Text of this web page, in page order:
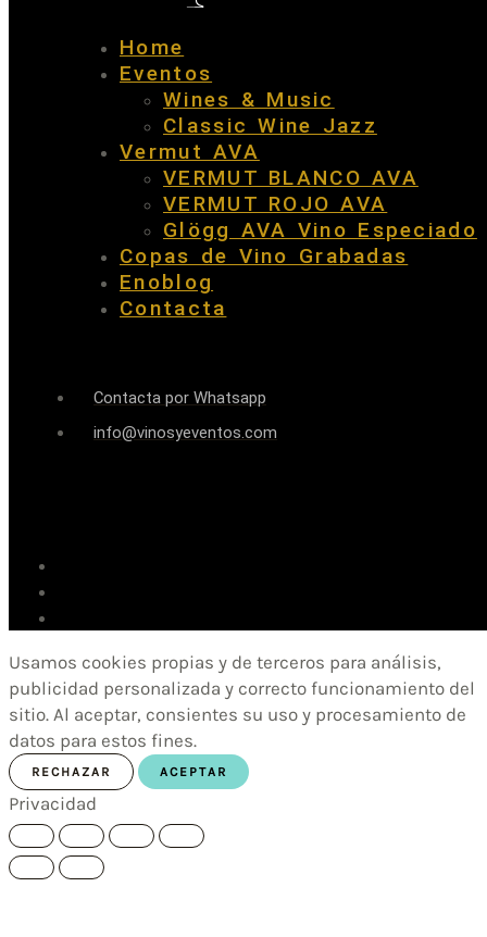
Home
Eventos
Wines & Music
Classic Wine Jazz
Vermut AVA
VERMUT BLANCO AVA
VERMUT ROJO AVA
Glögg AVA Vino Especiado
Copas de Vino Grabadas
Enoblog
Contacta
Contacta por Whatsapp
info@vinosyeventos.com
Usamos cookies propias y de terceros para análisis,
publicidad personalizada y correcto funcionamiento del
sitio. Al aceptar, consientes su uso y procesamiento de
datos para estos fines.
RECHAZAR ACEPTAR
Privacidad